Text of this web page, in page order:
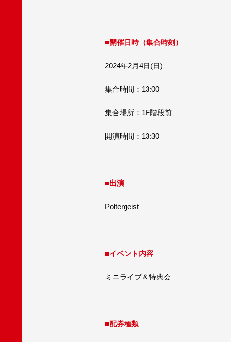
■開催日時（集合時刻）
2024年2月4日(日)
集合時間：13:00
集合場所：1F階段前
開演時間：13:30
■出演
Poltergeist
■イベント内容
ミニライブ＆特典会
■配券種類